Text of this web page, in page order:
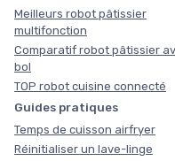
Meilleurs robot pâtissier
multifonction
Comparatif robot pâtissier
bol
TOP robot cuisine connecté
Guides pratiques
Temps de cuisson airfryer
Réinitialiser un lave-linge